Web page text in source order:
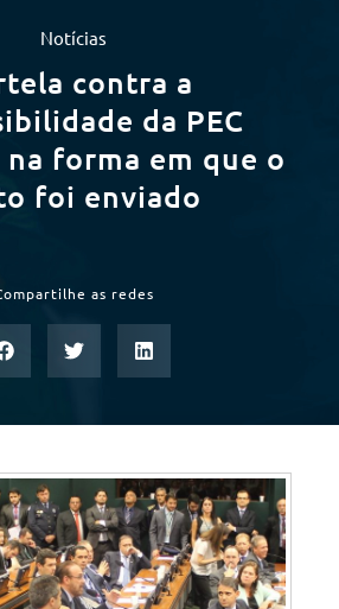
Notícias
contra a
da PEC
forma em que o
foi enviado
as redes